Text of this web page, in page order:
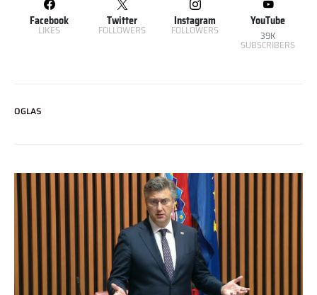
Facebook
LIKES
Twitter
FOLLOWERS
Instagram
FOLLOWERS
YouTube
39K
SUBSCRIBERS
OGLAS